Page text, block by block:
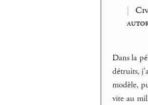
|
Dans la
détruits,
modèle,
vite au